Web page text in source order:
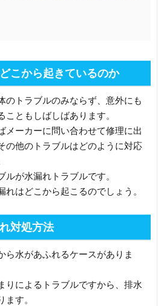
こから起きているのか
のトラブルのみならず、意外にも
ともしばしばあります。
メーカーに問い合わせて修理に出
の他のトラブルはどのように対応
が水漏れトラブルです。
れはどこから起こるのでしょう。
対処方法
ら水があふれるケースがありま
りによるトラブルですから、排水
ます。